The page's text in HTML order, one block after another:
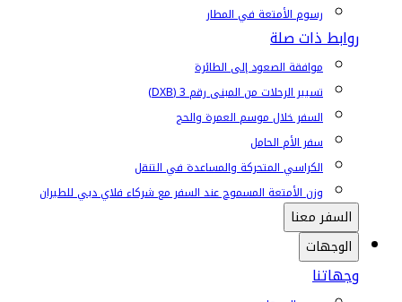
رسوم الأمتعة في المطار
روابط ذات صلة
موافقة الصعود إلى الطائرة
تسيير الرحلات من المبنى رقم 3 (DXB)
السفر خلال موسم العمرة والحج
سفر الأم الحامل
الكراسي المتحركة والمساعدة في التنقل
وزن الأمتعة المسموح عند السفر مع شركاء فلاي دبي للطيران
السفر معنا
الوجهات
وجهاتنا